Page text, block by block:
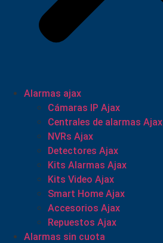
Alarmas ajax
Cámaras IP Ajax
Centrales de alarmas Ajax
NVRs Ajax
Detectores Ajax
Kits Alarmas Ajax
Kits Video Ajax
Smart Home Ajax
Accesorios Ajax
Repuestos Ajax
Alarmas sin cuota